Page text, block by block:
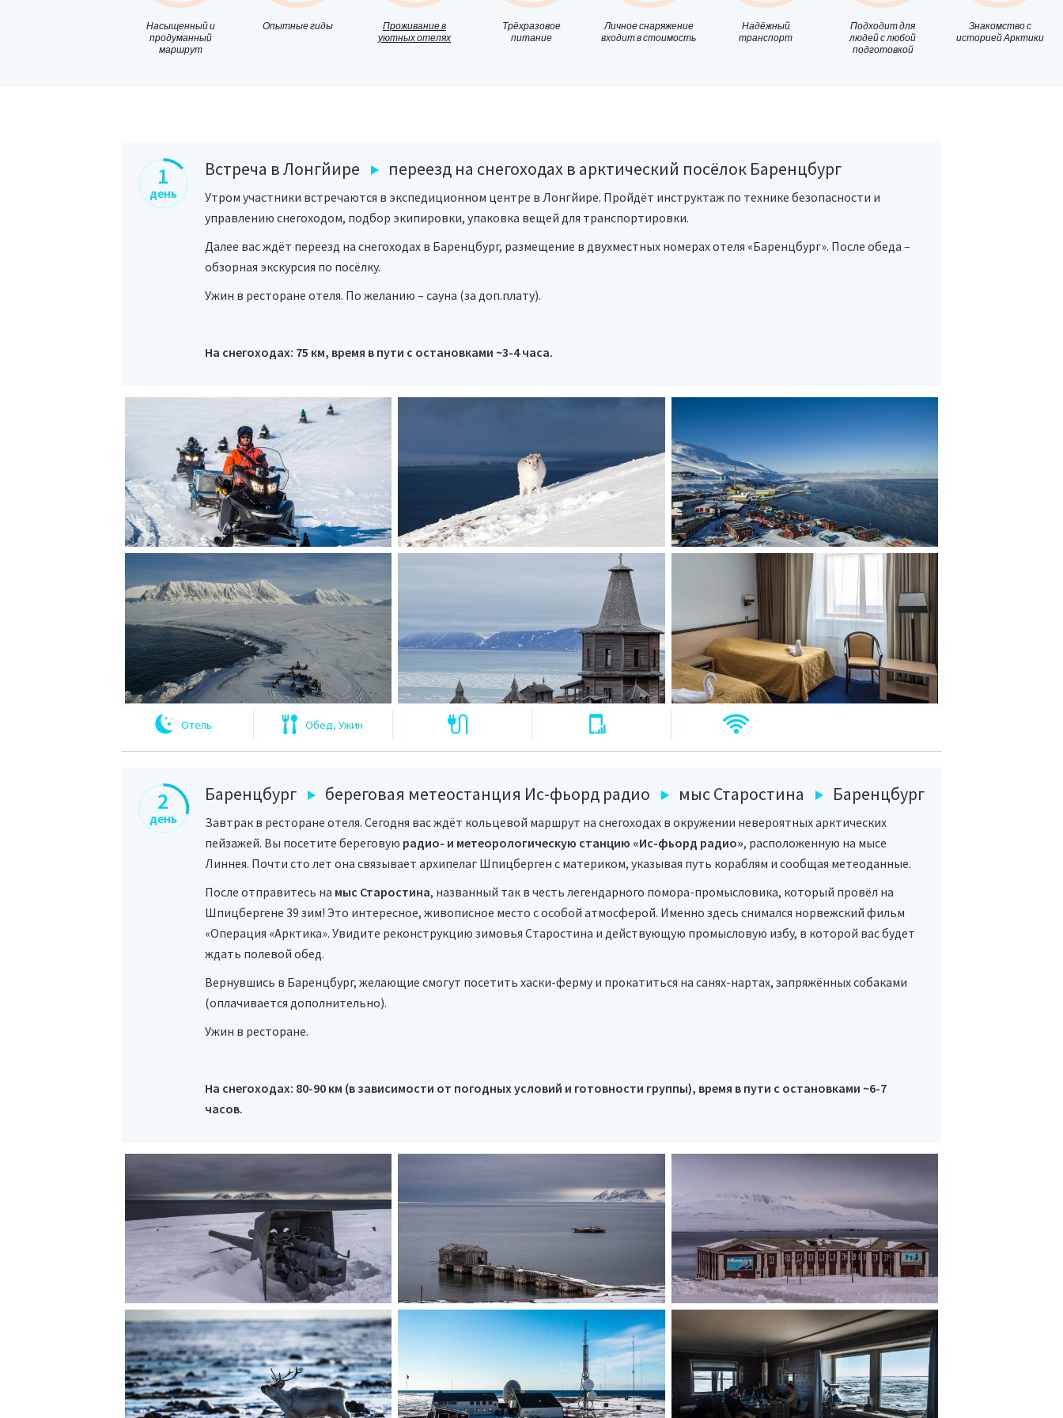
Насыщенный и
продуманный
маршрут
Опытные гиды
Проживание в
уютных отелях
Трёхразовое
питание
Личное снаряжение
входит в стоимость
Надёжный
транспорт
Подходит для
людей с любой
подготовкой
Знакомство с
историей Арктики
1
день
Встреча в Лонгйире переезд на снегоходах в арктический посёлок Баренцбург
Утром участники встречаются в экспедиционном центре в Лонгйире. Пройдёт инструктаж по технике безопасности и
управлению снегоходом, подбор экипировки, упаковка вещей для транспортировки.
Далее вас ждёт переезд на снегоходах в Баренцбург, размещение в двухместных номерах отеля «Баренцбург». После обеда –
обзорная экскурсия по посёлку.
Ужин в ресторане отеля. По желанию – сауна (за доп.плату).
На снегоходах: 75 км, время в пути с остановками ~3-4 часа.
Отель Обед, Ужин
2
день
Баренцбург береговая метеостанция Ис-фьорд радио мыс Старостина Баренцбург
Завтрак в ресторане отеля. Сегодня вас ждёт кольцевой маршрут на снегоходах в окружении невероятных арктических
пейзажей. Вы посетите береговую радио- и метеорологическую станцию «Ис-фьорд радио», расположенную на мысе
Линнея. Почти сто лет она связывает архипелаг Шпицберген с материком, указывая путь кораблям и сообщая метеоданные.
После отправитесь на мыс Старостина, названный так в честь легендарного помора-промысловика, который провёл на
Шпицбергене 39 зим! Это интересное, живописное место с особой атмосферой. Именно здесь снимался норвежский фильм
«Операция «Арктика». Увидите реконструкцию зимовья Старостина и действующую промысловую избу, в которой вас будет
ждать полевой обед.
Вернувшись в Баренцбург, желающие смогут посетить хаски-ферму и прокатиться на санях-нартах, запряжённых собаками
(оплачивается дополнительно).
Ужин в ресторане.
На снегоходах: 80-90 км (в зависимости от погодных условий и готовности группы), время в пути с остановками ~6-7
часов.